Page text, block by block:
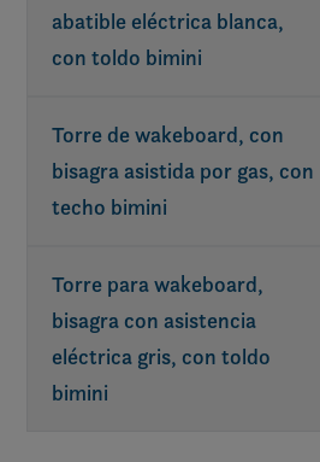
abatible eléctrica blanca,
con toldo bimini
Torre de wakeboard, con
bisagra asistida por gas, con
techo bimini
Torre para wakeboard,
bisagra con asistencia
eléctrica gris, con toldo
bimini